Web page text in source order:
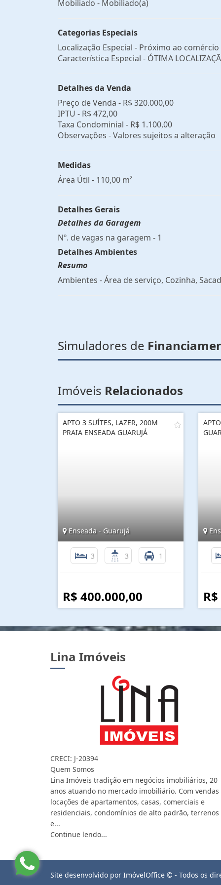
Mobiliado - Mobiliado(a)
Categorias Especiais
Localização Especial - Próximo ao comércio
Característica Especial - ÓTIMA
Detalhes da Venda
Preço de Venda - R$ 320.000,00
IPTU - R$ 472,00
Taxa Condominial - R$ 1.100,00
Observações - Valores sujeitos a alteração
Medidas
Área Útil - 110,00 m²
Detalhes Gerais
Detalhes da Garagem
Nº. de vagas na garagem - 1
Detalhes Ambientes
Resumo
Ambientes - Área de serviço, Cozinha,
Simuladores de
Imóveis Relacionados
APTO 3 SUÍTES, LAZER, 200M
PRAIA ENSEADA GUARUJÁ
Enseada - Guarujá
3 3 1
R$ 400.000,00
Lina Imóveis
CRECI: J-20394
Quem Somos
Lina Imóveis tradição em negócios imobiliários, 20
anos atuando no mercado imobiliário. Com vendas
locações de apartamentos, casas, comerciais e
residenciais, condomínios de alto padrão, terrenos
e...
Continue lendo...
Site desenvolvido por ImóvelOffice © - Todos os